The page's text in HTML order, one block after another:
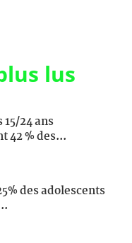
lus
24 ans
42 % des...
des adolescents